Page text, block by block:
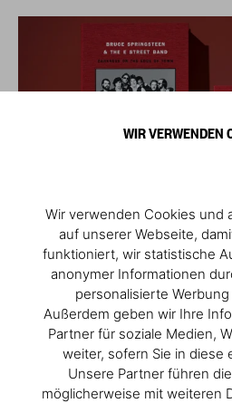
WIR VERWENDEN
Wir verwenden Cookies und
auf unserer Webseite,
funktioniert, wir statistische
anonymer Informationen
personalisierte
Außerdem geben wir Ihre
Partner für soziale Medien,
weiter, sofern Sie in diese
Unsere Partner führen
möglicherweise mit weiteren